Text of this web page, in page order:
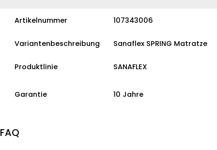
Artikelnummer 107343006
Variantenbeschreibung Sanaflex SPRING Matratze
Produktlinie SANAFLEX
Garantie 10 Jahre
FAQ